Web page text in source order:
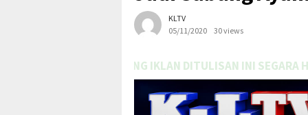
KLTV
05/11/2020
30 views
DITULISAN INI SEGARA HUBUNGI TEAM MARKETING